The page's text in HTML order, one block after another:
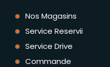
Nos Magasins
Service Reservii
Service Drive
Commande